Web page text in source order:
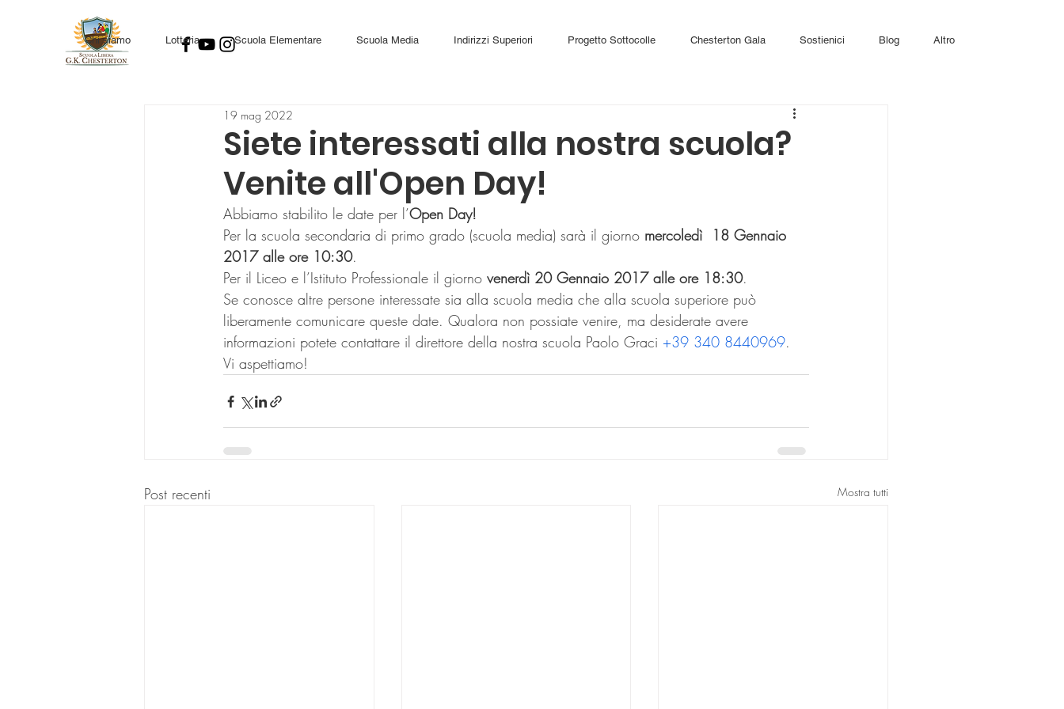
Chi siamo Lotteria Scuola Elementare Scuola Media Indirizzi Superiori Progetto Sottocolle Chesterton Gala Sostienici Blog Altro
Siete interessati alla nostra scuola?
Venite all'Open Day!
19 mag 2022
Abbiamo stabilito le date per l’Open Day!
Per la scuola secondaria di primo grado (scuola media) sarà il giorno mercoledì  18 Gennaio
2017 alle ore 10:30.
Per il Liceo e l’Istituto Professionale il giorno venerdì 20 Gennaio 2017 alle ore 18:30.
Se conosce altre persone interessate sia alla scuola media che alla scuola superiore può
liberamente comunicare queste date. Qualora non possiate venire, ma desiderate avere
informazioni potete contattare il direttore della nostra scuola Paolo Graci +39 340 8440969.
Vi aspettiamo!
Post recenti Mostra tutti